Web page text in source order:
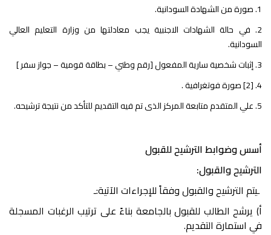
1. صورة من الشهادة السودانية.
2. في حالة الشهادات الاجنبية يجب معادلتها من وزارة التعليم العالي
السودانية.
3. إثبات شخصية سارية المفعول [رقم وطني – بطاقة قومية – جواز سفر ]
4. [2] صورة فوتغرافية .
5. علي المتقدم متابعة المركز الذى تم فيه التقديم للتأكد من نتيجة ترشيحه.
أسس وضوابط الترشيح للقبول
الترشيح والقبول:
ـيتم الترشيح والقبول وفقاً للإجراءات الآتية:ـ
أ) يرشح الطالب للقبول بالجامعة بناءً على ترتيب الرغبات المسجلة
في استمارة التقديم.